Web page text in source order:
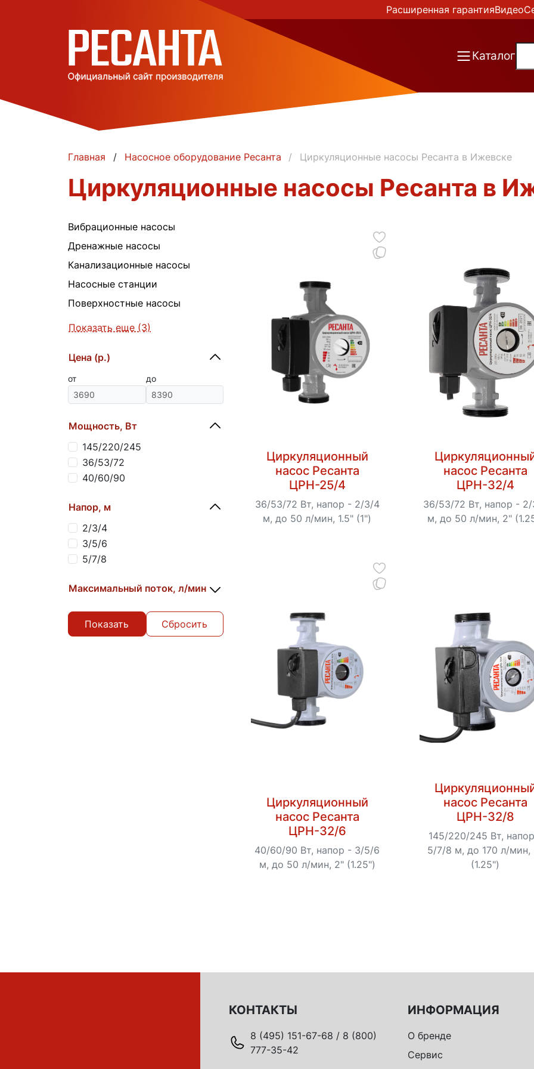
Расширенная гарантияВидео
Каталог
Главная Насосное оборудование Ресанта Циркуляционные насосы Ресанта в Ижевске
Циркуляционные насосы Ресанта в
Вибрационные насосы
Дренажные насосы
Канализационные насосы
Насосные станции
Поверхностные насосы
Показать еще (3)
Цена (р.)
от до
Мощность, Вт
145/220/245
36/53/72
40/60/90
Напор, м
2/3/4
3/5/6
5/7/8
Максимальный поток, л/мин
Сбросить
Циркуляционный
насос Ресанта
ЦРН-25/4
36/53/72 Вт, напор - 2/3/4
м, до 50 л/мин, 1.5" (1")
насос Ресанта
ЦРН-32/4
36/53/72 Вт, напор -
м, до 50 л/мин, 2"
Циркуляционный
насос Ресанта
ЦРН-32/6
40/60/90 Вт, напор - 3/5/6
м, до 50 л/мин, 2" (1.25")
насос Ресанта
ЦРН-32/8
145/220/245 Вт,
5/7/8 м, до 170 л/мин,
(1.25")
КОНТАКТЫ
8 (495) 151-67-68 / 8 (800)
777-35-42
ИНФОРМАЦИЯ
О бренде
Сервис